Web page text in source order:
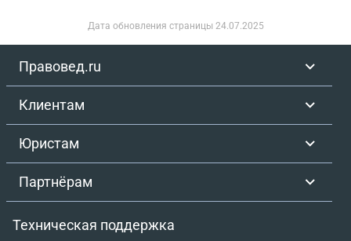
была незаконная?Дата обновления страницы 24.07.2025
Правовед.ru
Клиентам
Юристам
Партнёрам
Техническая поддержка